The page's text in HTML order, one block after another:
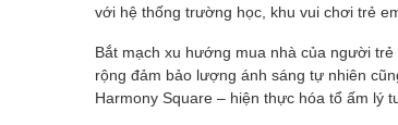
với hệ thống trường học, khu vui chơi trẻ
Bắt mạch xu hướng mua nhà của người
rộng đảm bảo lượng ánh sáng tự nhiên
Harmony Square – hiện thực hóa tổ ấm lý